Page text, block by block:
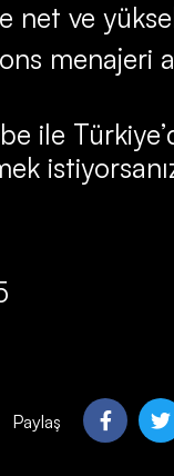
net ve
menajeri
ile
Paylaş